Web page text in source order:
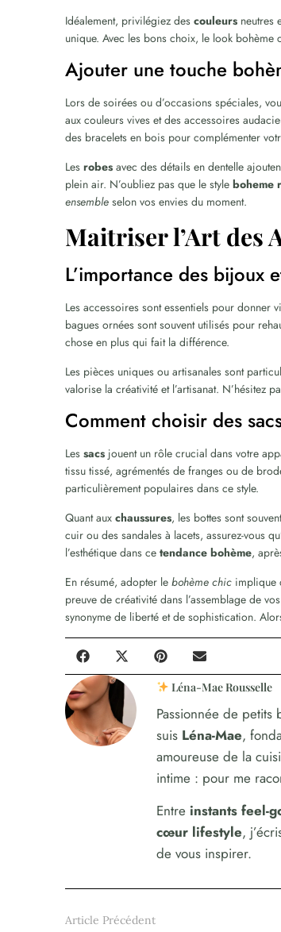
Idéalement, privilégiez descouleurs neutres
unique. Avec les bons choix, le look bohème
Ajouter une touche
Lors de soirées ou d’occasions spéciales,
aux couleurs vives et des accessoires
des bracelets en bois pour complémenter
Lesrobes avec des détails en dentelle
plein air. N’oubliez pas que le styleboheme
ensemble selon vos envies du moment.
Maitriser l’Art des
L’importance des bijoux
Les accessoires sont essentiels pour donner
bagues ornées sont souvent utilisés pour
chose en plus qui fait la différence.
Les pièces uniques ou artisanales sont
valorise la créativité et l’artisanat. N’hésitez
Comment choisir des
Lessacs jouent un rôle crucial dans votre
tissu tissé, agrémentés de franges ou de
particulièrement populaires dans ce style.
Quant auxchaussures, les bottes sont
cuir ou des sandales à lacets, assurez-vous
l’esthétique dans cetendance bohème,
En résumé, adopter lebohème chic implique
preuve de créativité dans l’assemblage de
synonyme de liberté et de sophistication.
Léna-Mae Rousselle
Passionnée de
suis Léna-Mae,
amoureuse de la
intime : pour me
Entre instants feel-
cœur lifestyle,
de vous inspirer.
Article Précédent